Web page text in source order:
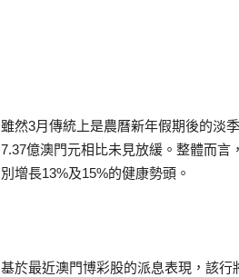
雖然3月傳統上是農曆新年假期後的淡
7.37億澳門元相比未見放緩。整體而
別增長13%及15%的健康勢頭。
基於最近澳門博彩股的派息表現，該行